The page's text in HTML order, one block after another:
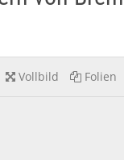
Vollbild Folien